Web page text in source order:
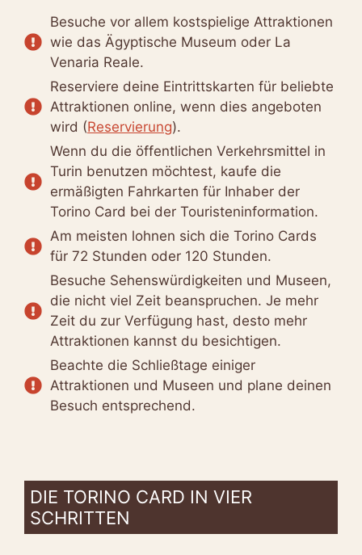
Besuche vor allem kostspielige Attraktionen
wie das Ägyptische Museum oder La
Venaria Reale.
Reserviere deine Eintrittskarten für beliebte
Attraktionen online, wenn dies angeboten
wird (Reservierung).
Wenn du die öffentlichen Verkehrsmittel in
Turin benutzen möchtest, kaufe die
ermäßigten Fahrkarten für Inhaber der
Torino Card bei der Touristeninformation.
Am meisten lohnen sich die Torino Cards
für 72 Stunden oder 120 Stunden.
Besuche Sehenswürdigkeiten und Museen,
die nicht viel Zeit beanspruchen. Je mehr
Zeit du zur Verfügung hast, desto mehr
Attraktionen kannst du besichtigen.
Beachte die Schließtage einiger
Attraktionen und Museen und plane deinen
Besuch entsprechend.
DIE TORINO CARD IN VIER
SCHRITTEN